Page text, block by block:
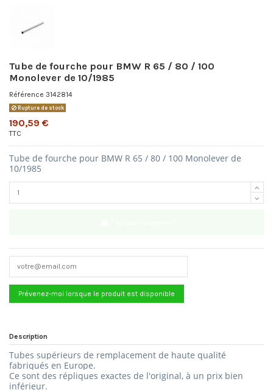
Tube de fourche pour BMW R 65 / 80 / 100
Monolever de 10/1985
Référence 3142814
Rupture de stock
190,59 €
TTC
Tube de fourche pour BMW R 65 / 80 / 100 Monolever de
10/1985
Description
Tubes supérieurs de remplacement de haute qualité
fabriqués en Europe.
Ce sont des répliques exactes de l'original, à un prix bien
inférieur.